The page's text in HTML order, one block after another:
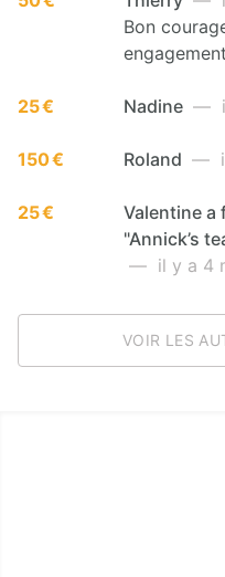
Bon
25 € Nadine — il
150 € Roland — il
25 €
Valentine a
"Annick’s
— il y a 4
VOIR LES